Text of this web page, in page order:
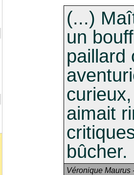
(...)
un
paillard
aimait
bûcher.
Véronique Maurus